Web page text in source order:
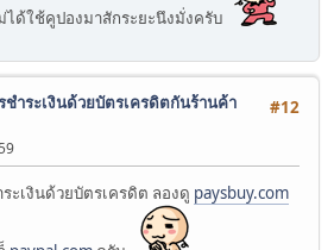
ด้ใช้คูปองมาสักระยะนึงมั่งครับ
#12
ชำระเงินด้วยบัตรเครดิตกันร้านค้า
ะเงินด้วยบัตรเครดิต ลองดู paysbuy.com